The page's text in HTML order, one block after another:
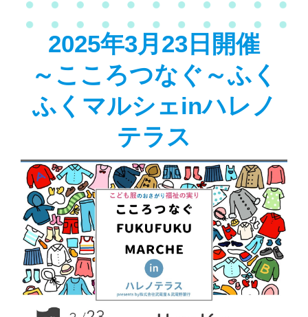
2025年3月23日開催
～こころつなぐ～ふく
ふくマルシェinハレノ
テラス